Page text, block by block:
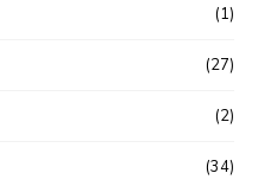
(1)
(27)
(2)
(34)